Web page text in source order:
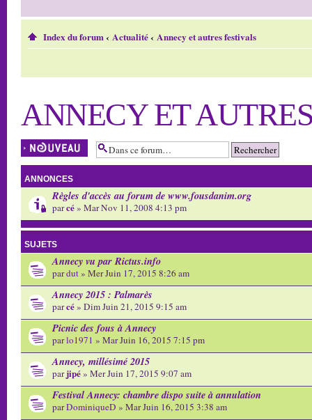
Index du forum‹ Actualité‹ Annecy et autres festivals
ANNECY ET
Écrire un nouveau
sujet
ANNONCES
Règles d'accès au forum de www.fousdanim.org
parcé» Mar Nov 11, 2008 4:13 pm
SUJETS
Annecy vu par Rictus.info
pardut» Mer Juin 17, 2015 8:26 am
Annecy 2015 : Palmarès
parcé» Dim Juin 21, 2015 9:15 am
Picnic des fous à Annecy
parlo1971 » Mar Juin 16, 2015 7:15 pm
Annecy, millésimé 2015
parjipé» Mer Juin 17, 2015 9:07 am
Festival Annecy: chambre dispo suite à annulation
parDominiqueD » Mar Juin 16, 2015 3:38 am